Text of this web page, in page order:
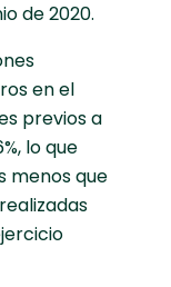
de 2020.
en el
previos a
lo que
menos que